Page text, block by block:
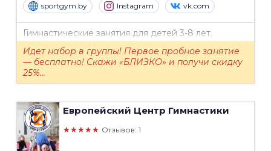
sportgym.by Instagram vk.com
Гимнастические занятия для детей 3-8 лет.
Современное оборудование, удобный зал.
Идет набор в группы! Первое пробное занятие
— бесплатно! Скажи «БЛИЗКО» и получи скидку
25%...
Европейский Центр Гимнастики
★★★★★ Отзывов: 1